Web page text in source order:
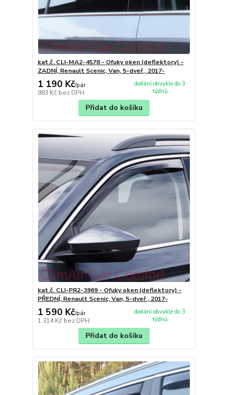
kat.č. CLI-MA2-4578 - Ofuky oken (deflektory) -
ZADNÍ, Renault Scenic, Van, 5-dveř., 2017-
1 190 Kč/pár
983 Kč bez DPH
dodání obvykle do 3
týdnů
Přidat do košíku
kat.č. CLI-PR2-3969 - Ofuky oken (deflektory) -
PŘEDNÍ, Renault Scenic, Van, 5-dveř., 2017-
1 590 Kč/pár
1 314 Kč bez DPH
dodání obvykle do 3
týdnů
Přidat do košíku